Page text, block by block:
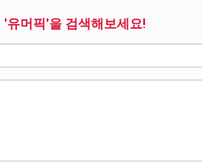
유머픽'을 검색해보세요!